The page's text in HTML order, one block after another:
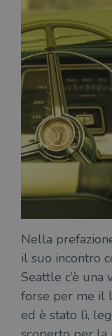
Nella
il suo incontro
Seattle c’è una
forse per me il
ed è stato lì,